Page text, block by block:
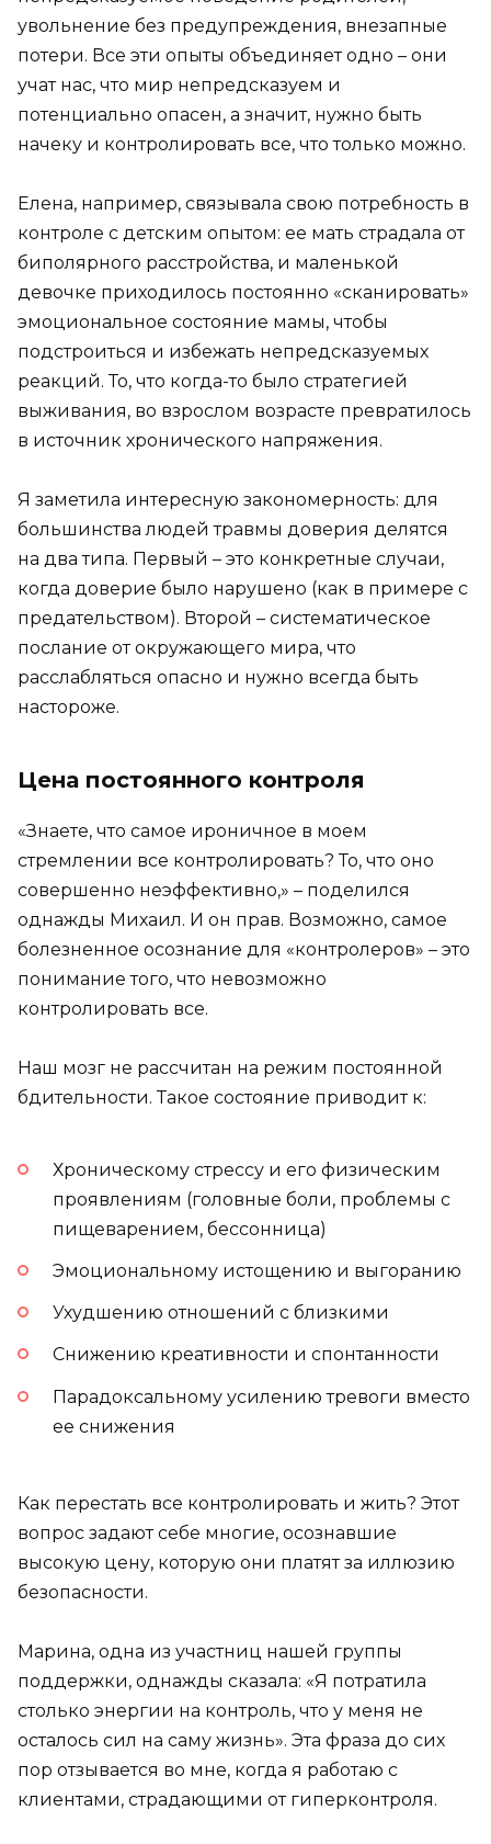
увольнение без предупреждения, внезапные
потери. Все эти опыты объединяет одно – они
учат нас, что мир непредсказуем и
потенциально опасен, а значит, нужно быть
начеку и контролировать все, что только можно.
Елена, например, связывала свою потребность в
контроле с детским опытом: ее мать страдала от
биполярного расстройства, и маленькой
девочке приходилось постоянно «сканировать»
эмоциональное состояние мамы, чтобы
подстроиться и избежать непредсказуемых
реакций. То, что когда-то было стратегией
выживания, во взрослом возрасте превратилось
в источник хронического напряжения.
Я заметила интересную закономерность: для
большинства людей травмы доверия делятся
на два типа. Первый – это конкретные случаи,
когда доверие было нарушено (как в примере с
предательством). Второй – систематическое
послание от окружающего мира, что
расслабляться опасно и нужно всегда быть
настороже.
Цена постоянного контроля
«Знаете, что самое ироничное в моем
стремлении все контролировать? То, что оно
совершенно неэффективно,» – поделился
однажды Михаил. И он прав. Возможно, самое
болезненное осознание для «контролеров» – это
понимание того, что невозможно
контролировать все.
Наш мозг не рассчитан на режим постоянной
бдительности. Такое состояние приводит к:
Хроническому стрессу и его физическим
проявлениям (головные боли, проблемы с
пищеварением, бессонница)
Эмоциональному истощению и выгоранию
Ухудшению отношений с близкими
Снижению креативности и спонтанности
Парадоксальному усилению тревоги вместо
ее снижения
Как перестать все контролировать и жить? Этот
вопрос задают себе многие, осознавшие
высокую цену, которую они платят за иллюзию
безопасности.
Марина, одна из участниц нашей группы
поддержки, однажды сказала: «Я потратила
столько энергии на контроль, что у меня не
осталось сил на саму жизнь». Эта фраза до сих
пор отзывается во мне, когда я работаю с
клиентами, страдающими от гиперконтроля.